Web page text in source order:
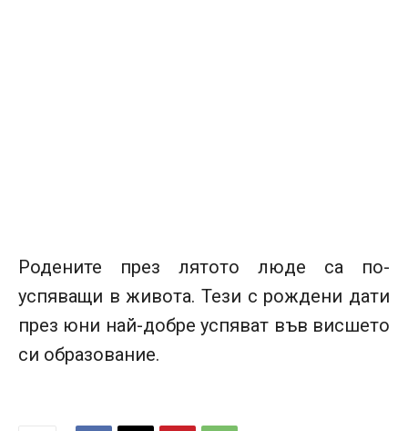
Родените през лятото люде са по-
успяващи в живота. Тези с рождени дати
през юни най-добре успяват във висшето
си образование.